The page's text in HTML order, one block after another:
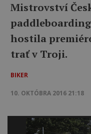
Mistrovství
hostila
trať v Troji.
BIKER
10. OKTÓBRA 2016 21:18